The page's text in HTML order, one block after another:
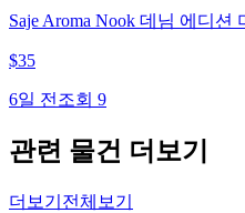
Saje Aroma Nook 데님 에디션
$35
6일 전 조회 9
관련 물건 더보기
더보기 전체보기